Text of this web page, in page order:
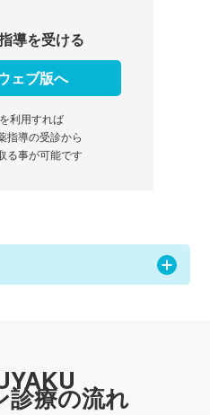
導を受ける
ェブ版へ
を利用すれば
指導の受診から
る事が可能です
診療の流れ